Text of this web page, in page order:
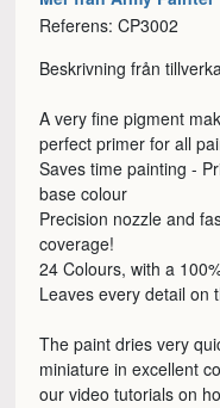
Referens: CP3002
Beskrivning från
A very fine pigment
perfect primer for all
Saves time painting -
base colour
Precision nozzle and
coverage!
24 Colours, with a
Leaves every detail on
The paint dries very
miniature in excellent
our video tutorials on